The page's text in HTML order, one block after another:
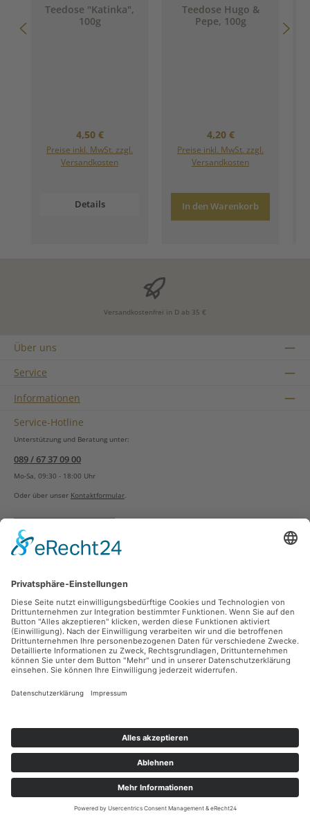
Teedose "Katinka",
100g
Regulärer Preis:
4,50 €
Preise inkl. MwSt. zzgl.
Versandkosten
Details
Teedose Hugo &
Pepe, 100g
Regulärer Preis:
4,20 €
Preise inkl. MwSt. zzgl.
Versandkosten
In den Warenkorb
Versandkostenfrei in D ab 35 €
Über uns
Service
Informationen
Service-Hotline
Unterstützung und Beratung unter:
089 / 67 37 09 00
Mo-Sa, 09:30 - 18:00 Uhr
Oder über unser Kontaktformular
Vertrag widerrufen
Zahlungsarten
Sicher Einkaufen
Ladengeschäft
Newsletter
Facebook Instagram
Alle Preise inkl. gesetzl. Mehrwertsteuer zzgl.
Nachnahmegebühren, wenn nicht anders angegeben.